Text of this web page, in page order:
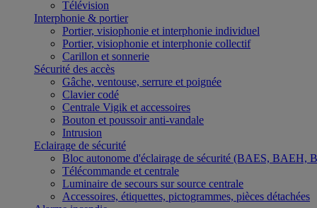
Télévision
Interphonie & portier
Portier, visiophonie et interphonie individuel
Portier, visiophonie et interphonie collectif
Carillon et sonnerie
Sécurité des accès
Gâche, ventouse, serrure et poignée
Clavier codé
Centrale Vigik et accessoires
Bouton et poussoir anti-vandale
Intrusion
Eclairage de sécurité
Bloc autonome d'éclairage de sécurité (BAES,
Télécommande et centrale
Luminaire de secours sur source centrale
Accessoires, étiquettes, pictogrammes, pièces détachées